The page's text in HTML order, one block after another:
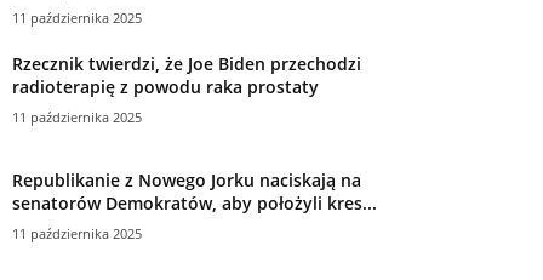
11 października 2025
Rzecznik twierdzi, że Joe Biden przechodzi
radioterapię z powodu raka prostaty
11 października 2025
Republikanie z Nowego Jorku naciskają na
senatorów Demokratów, aby położyli kres...
11 października 2025